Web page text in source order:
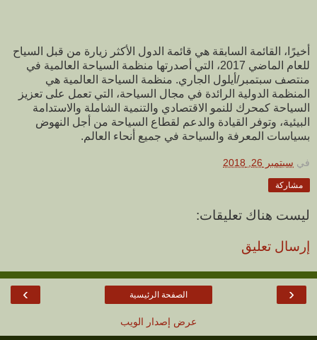
أخيرًا، القائمة السابقة هي قائمة الدول الأكثر زيارة من قبل السياح
للعام الماضي 2017، التي أصدرتها منظمة السياحة العالمية في
منتصف سبتمبر/أيلول الجاري. منظمة السياحة العالمية هي
المنظمة الدولية الرائدة في مجال السياحة، التي تعمل على تعزيز
السياحة كمحرك للنمو الاقتصادي والتنمية الشاملة والاستدامة
البيئية، وتوفر القيادة والدعم لقطاع السياحة من أجل النهوض
بسياسات المعرفة والسياحة في جميع أنحاء العالم.
في سبتمبر 26, 2018
مشاركة
ليست هناك تعليقات:
إرسال تعليق
‹
› الصفحة الرئيسية
عرض إصدار الويب